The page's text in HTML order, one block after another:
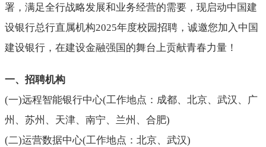
署，满足全行战略发展和业务经营的需要，现启动中国建
设银行总行直属机构2025年度校园招聘，诚邀您加入中国
建设银行，在建设金融强国的舞台上贡献青春力量！
一、招聘机构
(一)远程智能银行中心(工作地点：成都、北京、武汉、广
州、苏州、天津、南宁、兰州、合肥)
(二)运营数据中心(工作地点：北京、武汉)